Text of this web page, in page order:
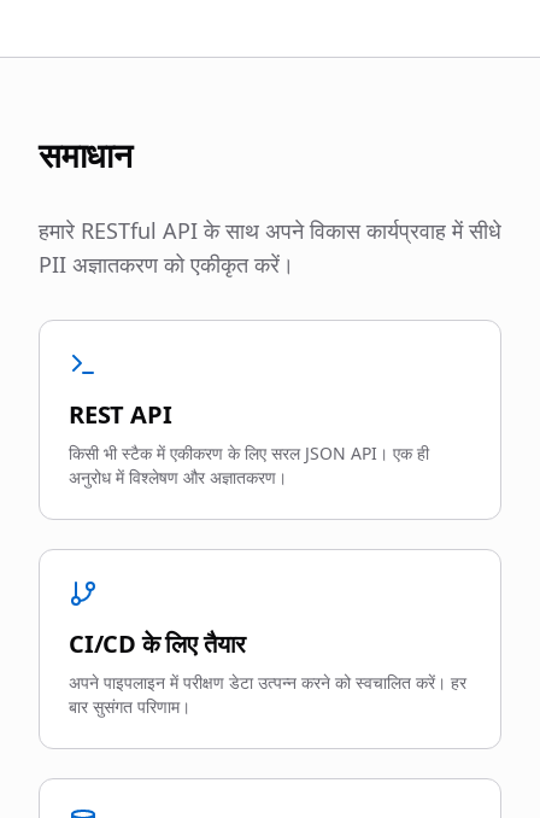
समाधान
हमारे RESTful API के साथ अपने विकास कार्यप्रवाह में सीधे
PII अज्ञातकरण को एकीकृत करें।
REST API
किसी भी स्टैक में एकीकरण के लिए सरल JSON API। एक ही
अनुरोध में विश्लेषण और अज्ञातकरण।
CI/CD के लिए तैयार
अपने पाइपलाइन में परीक्षण डेटा उत्पन्न करने को स्वचालित करें। हर
बार सुसंगत परिणाम।